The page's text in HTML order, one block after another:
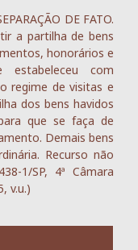
DE FATO.
a partilha de bens
honorários e
estabeleceu com
regime de visitas e
dos bens havidos
que se faça de
Demais bens
Recurso não
1/SP, 4ª Câmara
v.u.)